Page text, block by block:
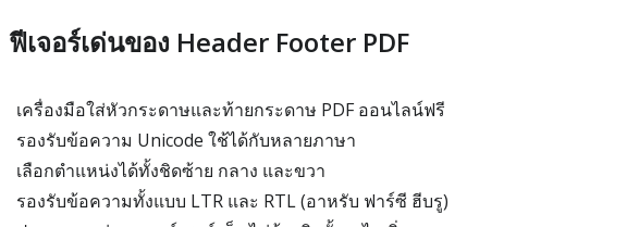
ฟีเจอร์เด่นของ Header Footer PDF
เครื่องมือใส่หัวกระดาษและท้ายกระดาษ PDF ออนไลน์ฟรี
รองรับข้อความ Unicode ใช้ได้กับหลายภาษา
เลือกตำแหน่งได้ทั้งชิดซ้าย กลาง และขวา
รองรับข้อความทั้งแบบ LTR และ RTL (อาหรับ ฟาร์ซี ฮีบรู)